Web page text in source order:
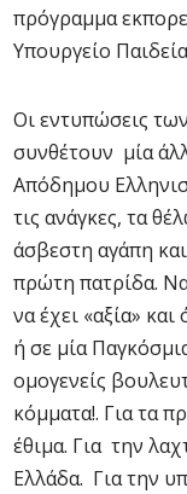
πρόγραμμα
Υπουργείο
Οι εντυπώσεις
συνθέτουν μία
Απόδημου
τις ανάγκες, τα
άσβεστη αγάπη
πρώτη πατρίδα.
να έχει «αξία»
ή σε μία
ομογενείς
κόμματα!. Για τα
έθιμα. Για την
Ελλάδα. Για την